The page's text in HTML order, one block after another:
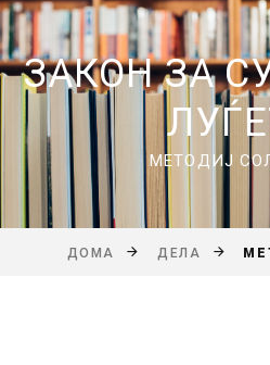
ЗАКОН ЗА
МЕТОДИЈ
ДОМА ДЕЛА